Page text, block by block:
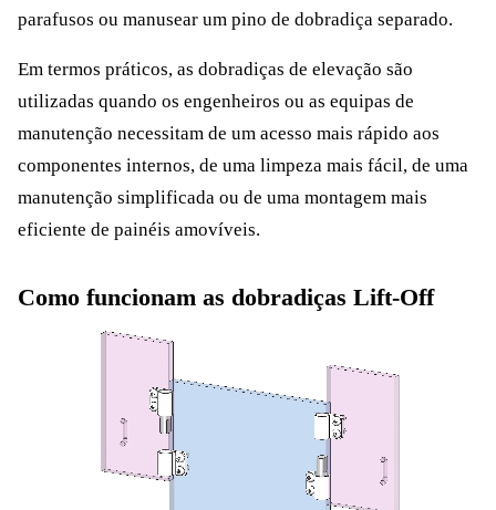
parafusos ou manusear um pino de dobradiça separado.
Em termos práticos, as dobradiças de elevação são
utilizadas quando os engenheiros ou as equipas de
manutenção necessitam de um acesso mais rápido aos
componentes internos, de uma limpeza mais fácil, de uma
manutenção simplificada ou de uma montagem mais
eficiente de painéis amovíveis.
Como funcionam as dobradiças Lift-Off